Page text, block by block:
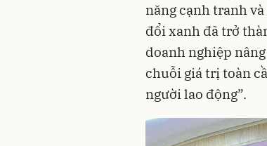
năng cạnh tranh
đổi xanh đã trở
doanh nghiệp
chuỗi giá trị toàn
người lao động”.